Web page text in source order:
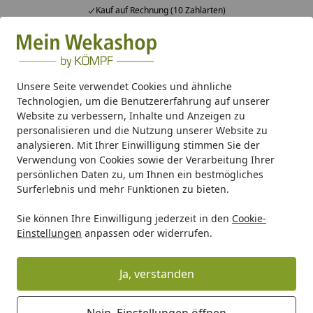
Unsere Seite verwendet Cookies und ähnliche
Technologien, um die Benutzererfahrung auf unserer
Website zu verbessern, Inhalte und Anzeigen zu
personalisieren und die Nutzung unserer Website zu
analysieren. Mit Ihrer Einwilligung stimmen Sie der
Verwendung von Cookies sowie der Verarbeitung Ihrer
persönlichen Daten zu, um Ihnen ein bestmögliches
Surferlebnis und mehr Funktionen zu bieten.
Sie können Ihre Einwilligung jederzeit in den Cookie-
Einstellungen anpassen oder widerrufen.
Ja, verstanden
Kauf auf Rechnung (10 Zahlarten)
Alle Produkte
Mein Konto
Suchen
Startseite
Dachrinne Typ 250, 100 cm anthrazit
Dachrinne Typ 250, 100 cm
anthrazit